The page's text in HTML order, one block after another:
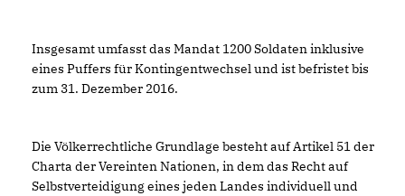
Insgesamt umfasst das Mandat 1200 Soldaten inklusive
eines Puffers für Kontingentwechsel und ist befristet bis
zum 31. Dezember 2016.
Die Völkerrechtliche Grundlage besteht auf Artikel 51 der
Charta der Vereinten Nationen, in dem das Recht auf
Selbstverteidigung eines jeden Landes individuell und